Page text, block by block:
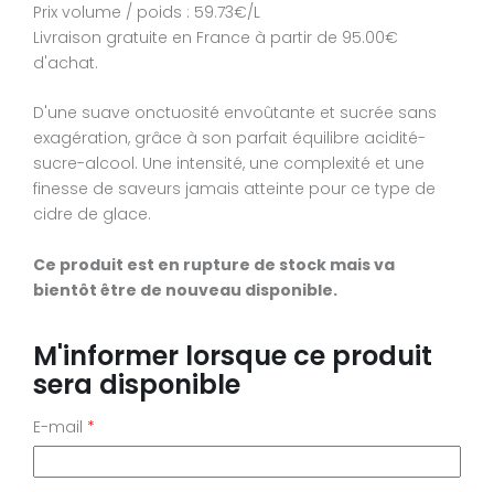
Prix volume / poids : 59.73€/L
Livraison gratuite en France à partir de 95.00€
d'achat.
D'une suave onctuosité envoûtante et sucrée sans
exagération, grâce à son parfait équilibre acidité-
sucre-alcool. Une intensité, une complexité et une
finesse de saveurs jamais atteinte pour ce type de
cidre de glace.
Ce produit est en rupture de stock mais va
bientôt être de nouveau disponible.
M'informer lorsque ce produit
sera disponible
E-mail *
Format : 750 ml
Prix volume / poids : 53.33€/L
D'une suave onctuosité envoûtante et sucrée sans
exagération, grâce à son parfait équilibre acidité-sucre-
Une intensité, une complexité et une finesse de saveurs
atteinte pour ce type de cidre de glace.
de 375ml.
M'informer lorsque ce produit
disponible
E-mail*